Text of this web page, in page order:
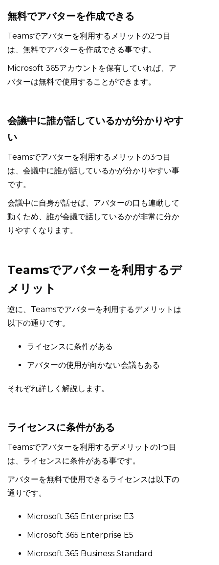
無料でアバターを作成できる
Teamsでアバターを利用するメリットの2つ目
は、無料でアバターを作成できる事です。
Microsoft 365アカウントを保有していれば、ア
バターは無料で使用することができます。
会議中に誰が話しているかが分かりやす
い
Teamsでアバターを利用するメリットの3つ目
は、会議中に誰が話しているかが分かりやすい事
です。
会議中に自身が話せば、アバターの口も連動して
動くため、誰が会議で話しているかが非常に分か
りやすくなります。
Teamsでアバターを利用するデ
メリット
逆に、Teamsでアバターを利用するデメリットは
以下の通りです。
ライセンスに条件がある
アバターの使用が向かない会議もある
それぞれ詳しく解説します。
ライセンスに条件がある
Teamsでアバターを利用するデメリットの1つ目
は、ライセンスに条件がある事です。
アバターを無料で使用できるライセンスは以下の
通りです。
Microsoft 365 Enterprise E3
Microsoft 365 Enterprise E5
Microsoft 365 Business Standard